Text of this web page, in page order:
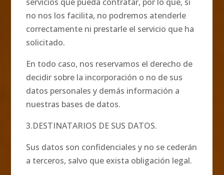
no nos los facilita, no podremos atenderle
correctamente ni prestarle el servicio que ha
solicitado.
En todo caso, nos reservamos el derecho de
decidir sobre la incorporación o no de sus
datos personales y demás información a
nuestras bases de datos.
3.DESTINATARIOS DE SUS DATOS.
Sus datos son confidenciales y no se cederán
a terceros, salvo que exista obligación legal.